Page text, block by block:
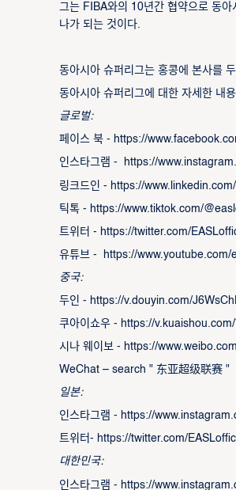
그는 FIBA와의 10년간 협약으로 동
나가 되는 것이다.
동아시아 슈퍼리그는 홍콩에 본사를
동아시아 슈퍼리그에 대한 자세한 내
글로벌:
페이스 북 - https://
인스타그램 - https://
링크드인 - https://
틱톡 - https://www.tiktok.com/
트위터 - https://twitter.com/
유튜브 - https://www.youtube.com/
중국:
두인 - https://v.douyin.com/
쿠아이쇼우 - https://
시나 웨이보 - https://
WeChat – search " 东亚超级联赛 "
일본:
인스타그램 - https://
트위터- https://twitter.com/
대한민국:
인스타그램 - https://